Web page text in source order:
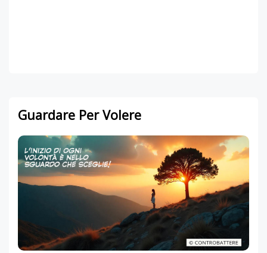
Guardare Per Volere